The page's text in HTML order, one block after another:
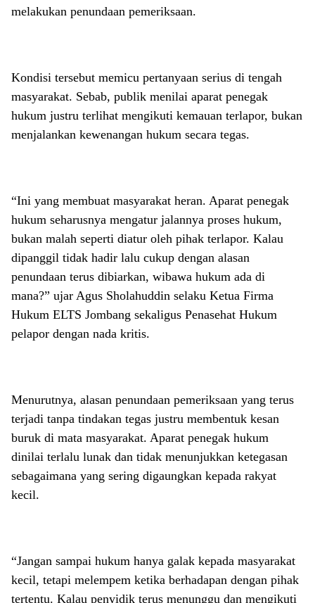
melakukan penundaan pemeriksaan.
Kondisi tersebut memicu pertanyaan serius di tengah
masyarakat. Sebab, publik menilai aparat penegak
hukum justru terlihat mengikuti kemauan terlapor, bukan
menjalankan kewenangan hukum secara tegas.
“Ini yang membuat masyarakat heran. Aparat penegak
hukum seharusnya mengatur jalannya proses hukum,
bukan malah seperti diatur oleh pihak terlapor. Kalau
dipanggil tidak hadir lalu cukup dengan alasan
penundaan terus dibiarkan, wibawa hukum ada di
mana?” ujar Agus Sholahuddin selaku Ketua Firma
Hukum ELTS Jombang sekaligus Penasehat Hukum
pelapor dengan nada kritis.
Menurutnya, alasan penundaan pemeriksaan yang terus
terjadi tanpa tindakan tegas justru membentuk kesan
buruk di mata masyarakat. Aparat penegak hukum
dinilai terlalu lunak dan tidak menunjukkan ketegasan
sebagaimana yang sering digaungkan kepada rakyat
kecil.
“Jangan sampai hukum hanya galak kepada masyarakat
kecil, tetapi melempem ketika berhadapan dengan pihak
tertentu. Kalau penyidik terus menunggu dan mengikuti